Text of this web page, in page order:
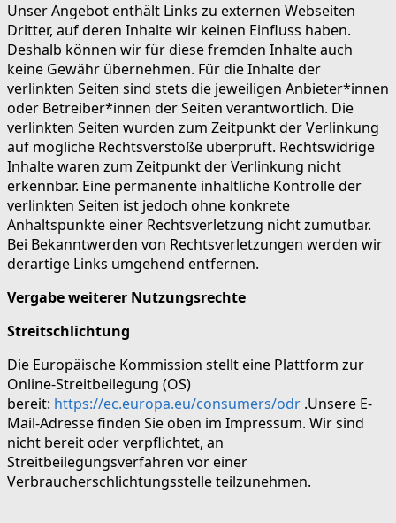
Unser Angebot enthält Links zu externen Webseiten
Dritter, auf deren Inhalte wir keinen Einfluss haben.
Deshalb können wir für diese fremden Inhalte auch
keine Gewähr übernehmen. Für die Inhalte der
verlinkten Seiten sind stets die jeweiligen Anbieter*innen
oder Betreiber*innen der Seiten verantwortlich. Die
verlinkten Seiten wurden zum Zeitpunkt der Verlinkung
auf mögliche Rechtsverstöße überprüft. Rechtswidrige
Inhalte waren zum Zeitpunkt der Verlinkung nicht
erkennbar. Eine permanente inhaltliche Kontrolle der
verlinkten Seiten ist jedoch ohne konkrete
Anhaltspunkte einer Rechtsverletzung nicht zumutbar.
Bei Bekanntwerden von Rechtsverletzungen werden wir
derartige Links umgehend entfernen.
Vergabe weiterer Nutzungsrechte
Streitschlichtung
Die Europäische Kommission stellt eine Plattform zur
Online-Streitbeilegung (OS)
bereit: https://ec.europa.eu/consumers/odr .Unsere E-
Mail-Adresse finden Sie oben im Impressum. Wir sind
nicht bereit oder verpflichtet, an
Streitbeilegungsverfahren vor einer
Verbraucherschlichtungsstelle teilzunehmen.